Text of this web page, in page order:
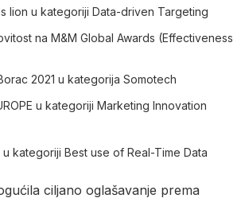
lion u kategoriji Data-driven Targeting
na M&M Global Awards (Effectiveness
2021 u kategorija Somotech
u kategoriji Marketing Innovation
kategoriji Best use of Real-Time Data
ciljano oglašavanje prema